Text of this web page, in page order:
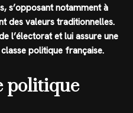
s’opposant notamment à
des valeurs traditionnelles.
l’électorat et lui assure une
politique française.
politique